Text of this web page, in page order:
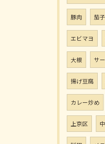
豚肉 茄子
エビマヨ
大根 サ
揚げ豆腐
カレー炒め
上京区